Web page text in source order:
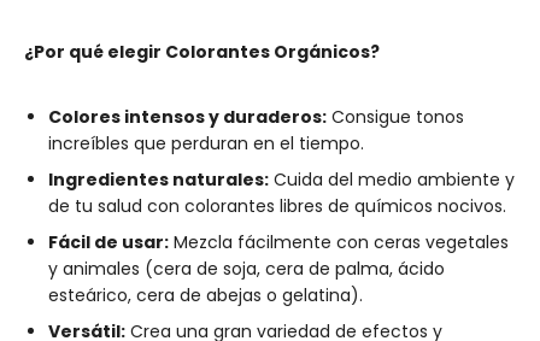
¿Por qué elegir Colorantes Orgánicos?
Colores intensos y duraderos: Consigue tonos
increíbles que perduran en el tiempo.
Ingredientes naturales: Cuida del medio ambiente y
de tu salud con colorantes libres de químicos nocivos.
Fácil de usar: Mezcla fácilmente con ceras vegetales
y animales (cera de soja, cera de palma, ácido
esteárico, cera de abejas o gelatina).
Versátil: Crea una gran variedad de efectos y